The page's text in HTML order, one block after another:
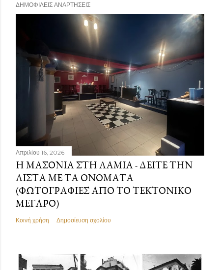
ΔΗΜΟΦΙΛΕΊΣ ΑΝΑΡΤΉΣΕΙΣ
Απριλίου 16, 2026
Η ΜΑΣΟΝΊΑ ΣΤΗ ΛΑΜΊΑ - ΔΕΊΤΕ ΤΗΝ
ΛΊΣΤΑ ΜΕ ΤΑ ΟΝΌΜΑΤΑ
(ΦΩΤΟΓΡΑΦΊΕΣ ΑΠΌ ΤΟ ΤΕΚΤΟΝΙΚΌ
ΜΈΓΑΡΟ)
Κοινή χρήση Δημοσίευση σχολίου